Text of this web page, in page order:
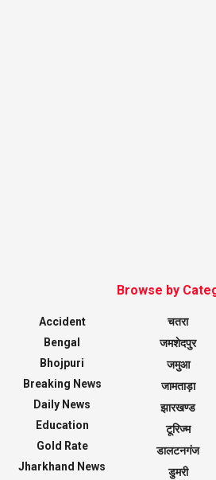
Browse by
Accident
Bengal
Bhojpuri
Breaking News
Daily News
Education
Gold Rate
Jharkhand News
चतरा
जमशेदपुर
जमुआ
जामताड़ा
झारखण्ड
टूरिज्म
डालटनगंज
डुमरी